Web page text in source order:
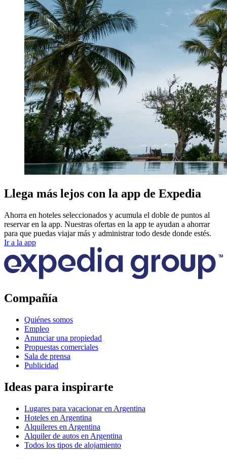
Llega más lejos con la app de Expedia
Ahorra en hoteles seleccionados y acumula el doble de puntos al
reservar en la app. Nuestras ofertas en la app te ayudan a ahorrar
para que puedas viajar más y administrar todo desde donde estés.
Ir a la app
Compañía
Quiénes somos
Empleo
Anunciar una propiedad
Propuestas comerciales
Sala de prensa
Publicidad
Ideas para inspirarte
Lugares para vacacionar en Argentina
Hoteles en Argentina
Alquileres en Argentina
Alquiler de autos en Argentina
Todos los tipos de alojamiento